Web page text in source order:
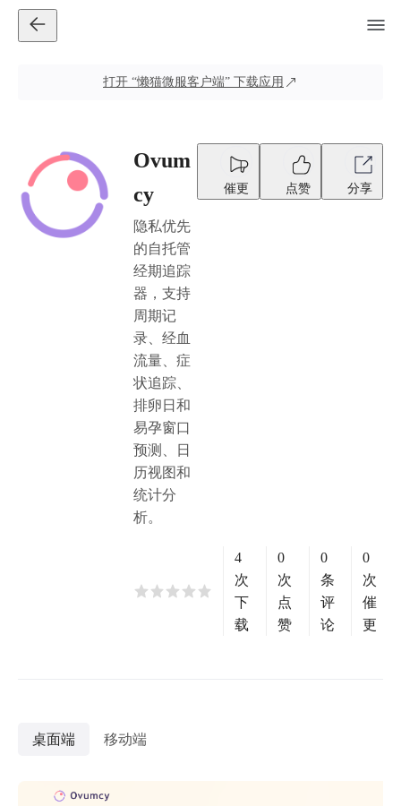
打开 “懒猫微服客户端” 下载应用
Ovum
cy
隐私优先
的自托管
经期追踪
器，支持
周期记
录、经血
流量、症
状追踪、
排卵日和
易孕窗口
预测、日
历视图和
统计分
析。
催更 点赞 分享
4
次
下
载
0
次
点
赞
0
条
评
论
0
次
催
更
桌面端 移动端